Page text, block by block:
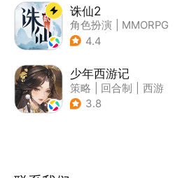
诛仙2
角色扮演
MMORPG
| 仙侠
4.4
少年西游记
策略 回合制
西游
| 中国风
3.8